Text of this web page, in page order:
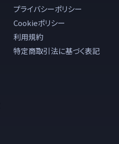
プライバシーポリシー
Cookieポリシー
利用規約
特定商取引法に基づく表記